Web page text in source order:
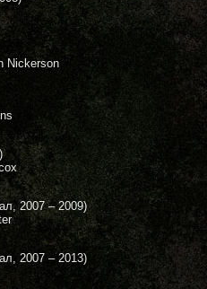
Nickerson
2007 – 2009)
2007 – 2013)